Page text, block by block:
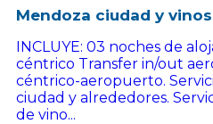
Mendoza ciudad y
INCLUYE: 03 noches de
céntrico Transfer in/out
céntrico-aeropuerto.
ciudad y alrededores.
de vino...